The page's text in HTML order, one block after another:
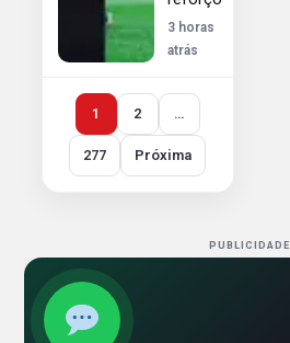
3 horas
atrás
1 2 …
277 Próxima
PUBLICIDADE